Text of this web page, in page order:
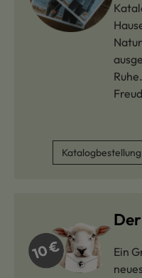
Katalogbestellung
Ein